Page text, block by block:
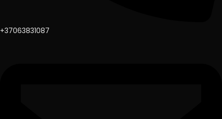
+37063831087